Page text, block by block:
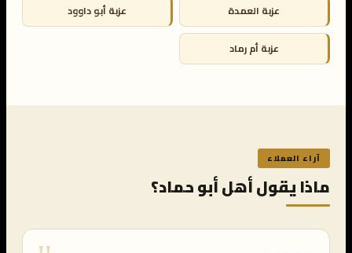
عزبة العمدة عزبة أبو داوود
عزبة أم رماد
آراء العملاء
ماذا يقول أهل أبو حماد؟